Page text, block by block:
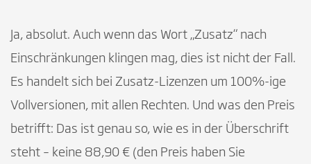
Ja, absolut. Auch wenn das Wort „Zusatz“ nach
Einschränkungen klingen mag, dies ist nicht der Fall.
Es handelt sich bei Zusatz-Lizenzen um 100%-ige
Vollversionen, mit allen Rechten. Und was den Preis
betrifft: Das ist genau so, wie es in der Überschrift
steht – keine 88,90 € (den Preis haben Sie